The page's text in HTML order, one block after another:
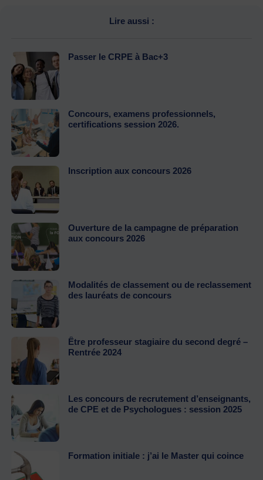
Lire aussi :
Passer le CRPE à Bac+3
Concours, examens professionnels,
certifications session 2026.
Inscription aux concours 2026
Ouverture de la campagne de préparation
aux concours 2026
Modalités de classement ou de reclassement
des lauréats de concours
Être professeur stagiaire du second degré –
Rentrée 2024
Les concours de recrutement d’enseignants,
de CPE et de Psychologues : session 2025
Formation initiale : j’ai le Master qui coince